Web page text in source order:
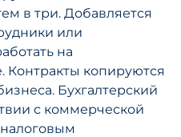
в три. Добавляется
или
на
копируются
Бухгалтерский
с коммерческой